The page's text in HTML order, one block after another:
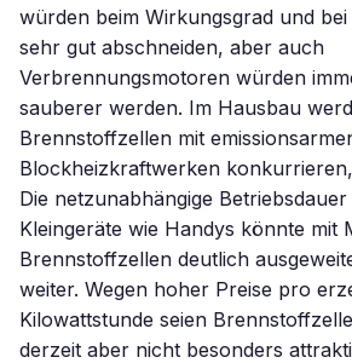
würden beim Wirkungsgrad und bei
sehr gut abschneiden, aber auch
Verbrennungsmotoren würden
sauberer werden. Im Hausbau
Brennstoffzellen mit
Blockheizkraftwerken
Die netzunabhängige
Kleingeräte wie Handys könnte mit
Brennstoffzellen deutlich
weiter. Wegen hoher Preise pro
Kilowattstunde seien
derzeit aber nicht besonders